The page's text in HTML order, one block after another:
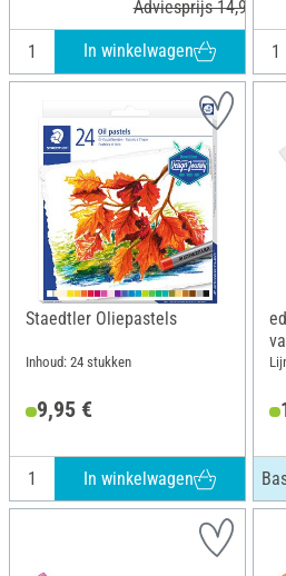
Adviesprijs 14,99 €
In winkelwagen
Staedtler Oliepastels
Inhoud: 24 stukken
9,95 €
In winkelwagen